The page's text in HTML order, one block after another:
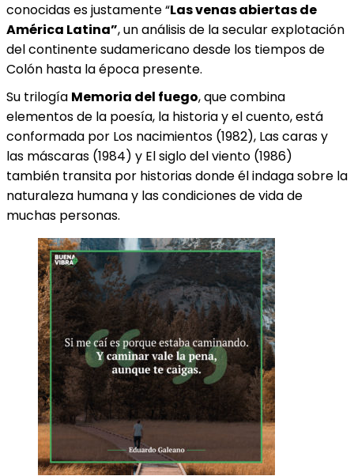
conocidas es justamente “Las venas abiertas de
América Latina”, un análisis de la secular explotación
del continente sudamericano desde los tiempos de
Colón hasta la época presente.
Su trilogía Memoria del fuego, que combina
elementos de la poesía, la historia y el cuento, está
conformada por Los nacimientos (1982), Las caras y
las máscaras (1984) y El siglo del viento (1986)
también transita por historias donde él indaga sobre la
naturaleza humana y las condiciones de vida de
muchas personas.